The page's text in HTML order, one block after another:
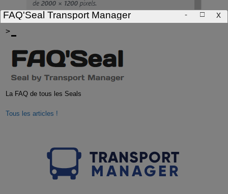
FAQ'Seal Transport Manager - □ x
>
La FAQ de tous les Seals
Tous les articles !